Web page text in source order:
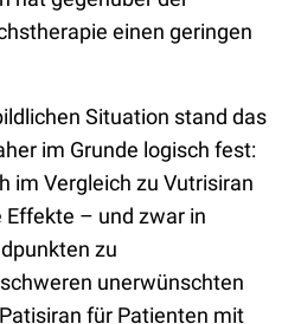
einen geringen
Situation stand das
im Grunde logisch fest:
im Vergleich zu Vutrisiran
– und zwar in
zu
unerwünschten
für Patienten mit